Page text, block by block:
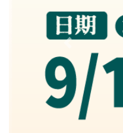
Previous slide